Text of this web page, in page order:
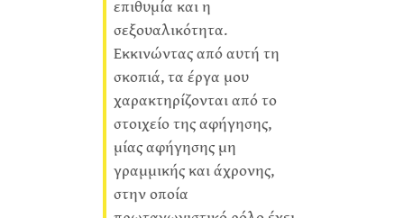
επιθυμία και η
σεξουαλικότητα.
Εκκινώντας από αυτή τη
σκοπιά, τα έργα μου
χαρακτηρίζονται από το
στοιχείο της αφήγησης,
μίας αφήγησης μη
γραμμικής και άχρονης,
στην οποία